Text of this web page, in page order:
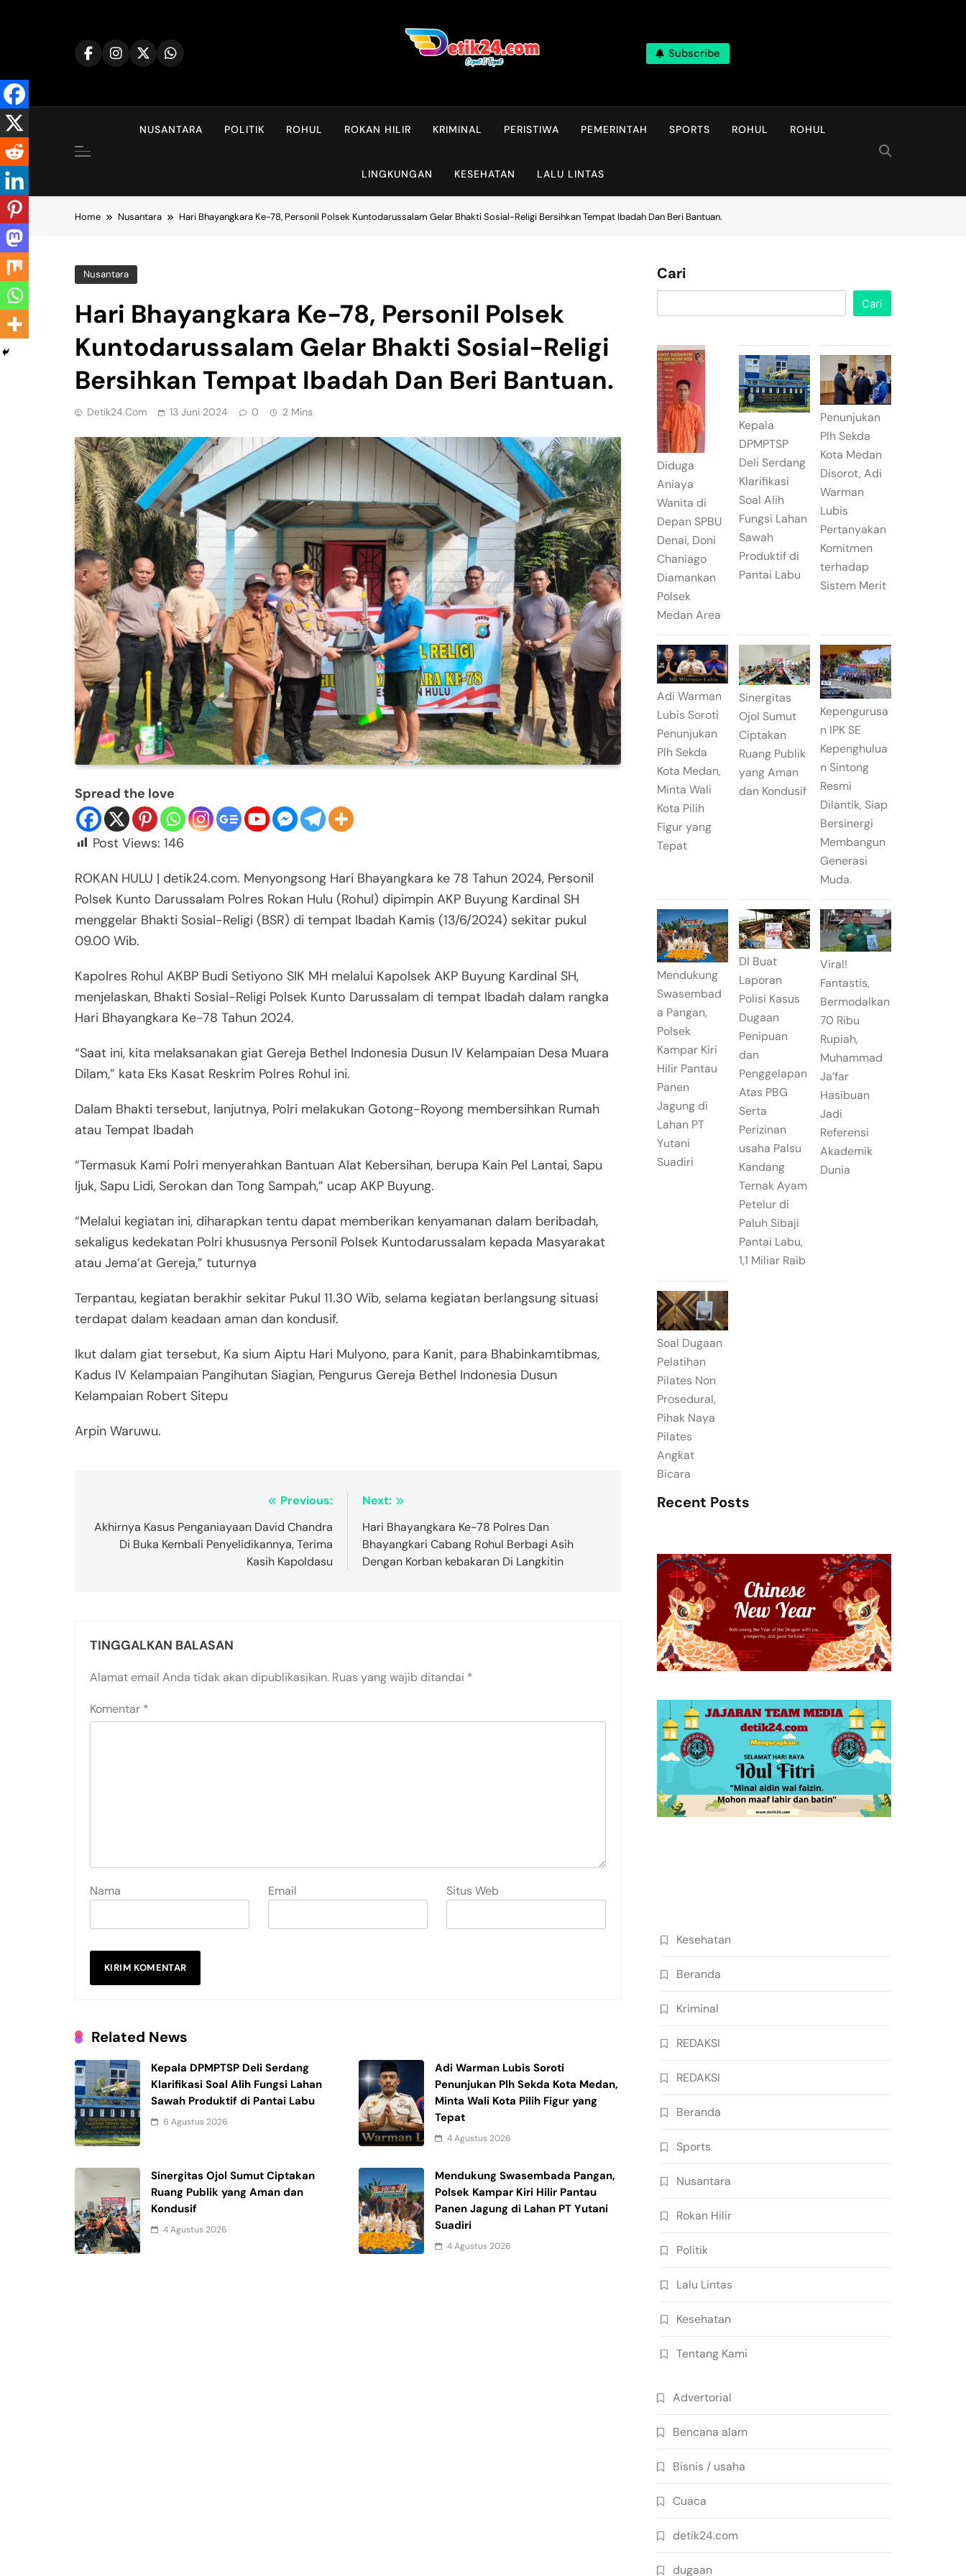
Subscribe
NUSANTARA POLITIK ROHUL ROKAN HILIR KRIMINAL PERISTIWA PEMERINTAH SPORTS ROHUL ROHUL
LINGKUNGAN KESEHATAN LALU LINTAS
Home Nusantara Hari Bhayangkara Ke-78, Personil Polsek Kuntodarussalam Gelar Bhakti Sosial-Religi Bersihkan Tempat Ibadah Dan Beri Bantuan.
Nusantara
Hari Bhayangkara Ke-78, Personil Polsek
Kuntodarussalam Gelar Bhakti Sosial-Religi
Bersihkan Tempat Ibadah Dan Beri Bantuan.
Detik24.com 13 Juni 2024 0 2 Mins
Spread the love
Post Views: 146
ROKAN HULU | detik24.com. Menyongsong Hari Bhayangkara ke 78 Tahun 2024, Personil
Polsek Kunto Darussalam Polres Rokan Hulu (Rohul) dipimpin AKP Buyung Kardinal SH
menggelar Bhakti Sosial-Religi (BSR) di tempat Ibadah Kamis (13/6/2024) sekitar pukul
09.00 Wib.
Kapolres Rohul AKBP Budi Setiyono SIK MH melalui Kapolsek AKP Buyung Kardinal SH,
menjelaskan, Bhakti Sosial-Religi Polsek Kunto Darussalam di tempat Ibadah dalam rangka
Hari Bhayangkara Ke-78 Tahun 2024.
“Saat ini, kita melaksanakan giat Gereja Bethel Indonesia Dusun IV Kelampaian Desa Muara
Dilam,” kata Eks Kasat Reskrim Polres Rohul ini.
Dalam Bhakti tersebut, lanjutnya, Polri melakukan Gotong-Royong membersihkan Rumah
atau Tempat Ibadah
“Termasuk Kami Polri menyerahkan Bantuan Alat Kebersihan, berupa Kain Pel Lantai, Sapu
Ijuk, Sapu Lidi, Serokan dan Tong Sampah,” ucap AKP Buyung.
“Melalui kegiatan ini, diharapkan tentu dapat memberikan kenyamanan dalam beribadah,
sekaligus kedekatan Polri khususnya Personil Polsek Kuntodarussalam kepada Masyarakat
atau Jema’at Gereja,” tuturnya
Terpantau, kegiatan berakhir sekitar Pukul 11.30 Wib, selama kegiatan berlangsung situasi
terdapat dalam keadaan aman dan kondusif.
Ikut dalam giat tersebut, Ka sium Aiptu Hari Mulyono, para Kanit, para Bhabinkamtibmas,
Kadus IV Kelampaian Pangihutan Siagian, Pengurus Gereja Bethel Indonesia Dusun
Kelampaian Robert Sitepu
Arpin Waruwu.
pos
Previous:
Akhirnya Kasus Penganiayaan David Chandra
Di Buka Kembali Penyelidikannya, Terima
Kasih Kapoldasu
Next:
Hari Bhayangkara Ke-78 Polres Dan
Bhayangkari Cabang Rohul Berbagi Asih
Dengan Korban kebakaran Di Langkitin
TINGGALKAN BALASAN
Alamat email Anda tidak akan dipublikasikan. Ruas yang wajib ditandai *
Komentar *
Nama Email Situs Web
Related News
Kepala DPMPTSP Deli Serdang
Klarifikasi Soal Alih Fungsi Lahan
Sawah Produktif di Pantai Labu
6 Agustus 2026
Adi Warman Lubis Soroti
Penunjukan Plh Sekda Kota Medan,
Minta Wali Kota Pilih Figur yang
Tepat
4 Agustus 2026
Sinergitas Ojol Sumut Ciptakan
Ruang Publik yang Aman dan
Kondusif
4 Agustus 2026
Mendukung Swasembada Pangan,
Polsek Kampar Kiri Hilir Pantau
Panen Jagung di Lahan PT Yutani
Suadiri
4 Agustus 2026
Cari
Cari
Diduga
Aniaya
Wanita di
Depan SPBU
Denai, Doni
Chaniago
Diamankan
Polsek
Medan Area
Kepala
DPMPTSP
Deli Serdang
Klarifikasi
Soal Alih
Fungsi Lahan
Sawah
Produktif di
Pantai Labu
Penunjukan
Plh Sekda
Kota Medan
Disorot, Adi
Warman
Lubis
Pertanyakan
Komitmen
terhadap
Sistem Merit
Adi Warman
Lubis Soroti
Penunjukan
Plh Sekda
Kota Medan,
Minta Wali
Kota Pilih
Figur yang
Tepat
Sinergitas
Ojol Sumut
Ciptakan
Ruang Publik
yang Aman
dan Kondusif
Kepengurusa
n IPK SE
Kepenghulua
n Sintong
Resmi
Dilantik, Siap
Bersinergi
Membangun
Generasi
Muda.
Mendukung
Swasembad
a Pangan,
Polsek
Kampar Kiri
Hilir Pantau
Panen
Jagung di
Lahan PT
Yutani
Suadiri
DI Buat
Laporan
Polisi Kasus
Dugaan
Penipuan
dan
Penggelapan
Atas PBG
Serta
Perizinan
usaha Palsu
Kandang
Ternak Ayam
Petelur di
Paluh Sibaji
Pantai Labu,
1,1 Miliar Raib
Viral!
Fantastis,
Bermodalkan
70 Ribu
Rupiah,
Muhammad
Ja’far
Hasibuan
Jadi
Referensi
Akademik
Dunia
Soal Dugaan
Pelatihan
Pilates Non
Prosedural,
Pihak Naya
Pilates
Angkat
Bicara
Recent Posts
Kesehatan
Beranda
Kriminal
REDAKSI
REDAKSI
Beranda
Sports
Nusantara
Rokan Hilir
Politik
Lalu Lintas
Kesehatan
Tentang Kami
Advertorial
Bencana alam
Bisnis / usaha
Cuaca
detik24.com
dugaan